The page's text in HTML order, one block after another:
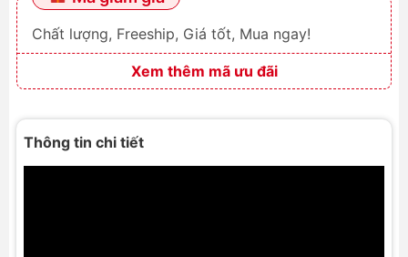
Chất lượng, Freeship, Giá tốt, Mua ngay!
Xem thêm mã ưu đãi
Thông tin chi tiết